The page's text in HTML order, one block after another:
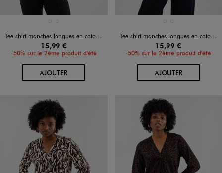
Tee-shirt manches longues en coton et modal femme grande taille
15,99 €
-50% sur le 2ème produit d'été
AJOUTERAU PANIER
Tee-shirt manches longues en coton et modal femme grande taille
15,99 €
-50% sur le 2ème produit d'été
AJOUTERAU PANIER